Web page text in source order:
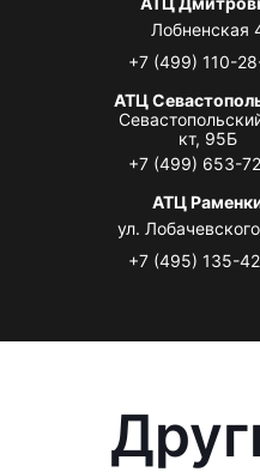
Лобненская
+7 (499) 110-
АТЦ
кт, 95Б
+7 (499) 653-
АТЦ
ул.
+7 (495) 135-